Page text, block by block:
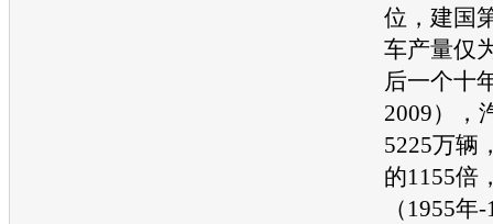
位，建国
车产量仅
后一个十
2009），
5225万辆
的1155倍
（1955